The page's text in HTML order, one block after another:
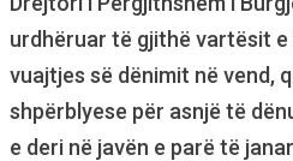
urdhëruar të gjithë vartësit
vuajtjes së dënimit në vend,
shpërblyese për asnjë të
e deri në javën e parë të